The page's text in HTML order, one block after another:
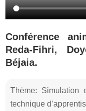
Conférence
Reda-Fihri,
Béjaia.
Thème:
technique